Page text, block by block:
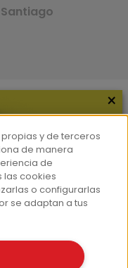
×
y de terceros
de manera
de
las cookies
o configurarlas
se adaptan a tus